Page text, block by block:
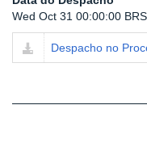
Wed Oct 31 00:00:00
Despacho no